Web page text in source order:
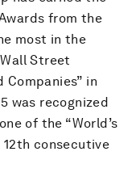
from the
most in the
Street
Companies” in
was recognized
of the “World’s
consecutive